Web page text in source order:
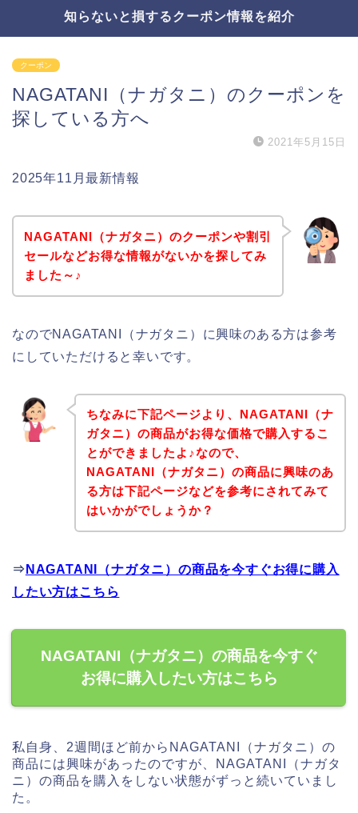
知らないと損するクーポン情報を紹介
クーポン
NAGATANI（ナガタニ）のクーポンを
探している方へ
2021年5月15日
2025年11月最新情報
NAGATANI（ナガタニ）のクーポンや割引
セールなどお得な情報がないかを探してみ
ました～♪
なのでNAGATANI（ナガタニ）に興味のある方は参考
にしていただけると幸いです。
ちなみに下記ページより、NAGATANI（ナ
ガタニ）の商品がお得な価格で購入するこ
とができましたよ♪なので、
NAGATANI（ナガタニ）の商品に興味のあ
る方は下記ページなどを参考にされてみて
はいかがでしょうか？
⇒ NAGATANI（ナガタニ）の商品を今すぐお得に購入
したい方はこちら
NAGATANI（ナガタニ）の商品を今すぐ
お得に購入したい方はこちら
私自身、2週間ほど前からNAGATANI（ナガタニ）の
商品には興味があったのですが、NAGATANI（ナガタ
ニ）の商品を購入をしない状態がずっと続いていまし
た。